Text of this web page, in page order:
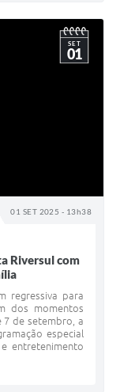
01 SET 2025 - 13h38
SET
01
Riversul com
regressiva para
dos momentos
7 de setembro, a
especial
entretenimento